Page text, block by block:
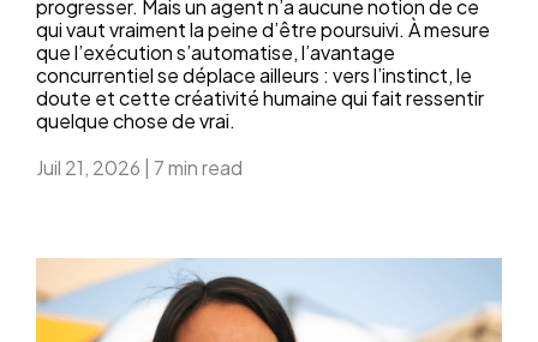
progresser. Mais un agent n’a aucune notion de ce
qui vaut vraiment la peine d’être poursuivi. À mesure
que l’exécution s’automatise, l’avantage
concurrentiel se déplace ailleurs : vers l’instinct, le
doute et cette créativité humaine qui fait ressentir
quelque chose de vrai.
Juil 21, 2026
7 min read